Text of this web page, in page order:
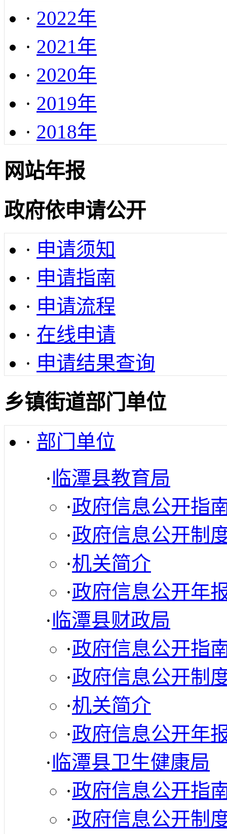
· 2022年
· 2021年
· 2020年
· 2019年
· 2018年
网站年报
政府依申请公开
· 申请须知
· 申请指南
· 申请流程
· 在线申请
· 申请结果查询
乡镇街道部门单位
· 部门单位
·临潭县教育局
·政府信息公开指
·政府信息公开制
·机关简介
·政府信息公开年
·临潭县财政局
·政府信息公开指
·政府信息公开制
·机关简介
·政府信息公开年
·临潭县卫生健康局
·政府信息公开指
·政府信息公开制